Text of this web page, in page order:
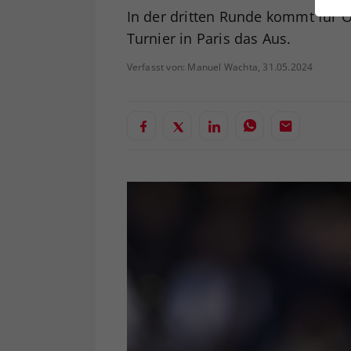
In der dritten Runde kommt für
Turnier in Paris das Aus.
Verfasst von: Manuel Wachta, 31.05.2024